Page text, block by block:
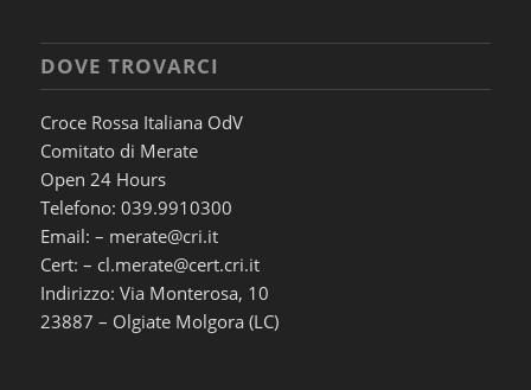
DOVE TROVARCI
Croce Rossa Italiana OdV
Comitato di Merate
Open 24 Hours
Telefono: 039.9910300
Email: – merate@cri.it
Cert: – cl.merate@cert.cri.it
Indirizzo: Via Monterosa, 10
23887 – Olgiate Molgora (LC)